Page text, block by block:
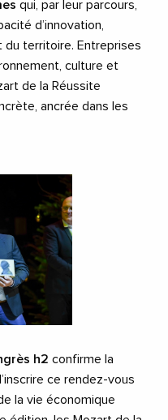
qui, par leur parcours,
d’innovation,
du territoire. Entreprises
culture et
de la Réussite
ancrée dans les
h2 confirme la
ce rendez-vous
la vie économique